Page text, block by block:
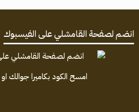
انضم لصفحة القامشلي على الفيسبوك
امسح الكود بكاميرا جوالك او